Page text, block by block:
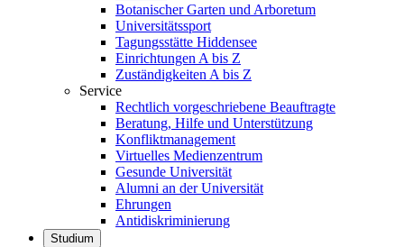
Botanischer Garten und Arboretum
Universitätssport
Tagungsstätte Hiddensee
Einrichtungen A bis Z
Zuständigkeiten A bis Z
Service
Rechtlich vorgeschriebene Beauftragte
Beratung, Hilfe und Unterstützung
Konfliktmanagement
Virtuelles Medienzentrum
Gesunde Universität
Alumni an der Universität
Ehrungen
Antidiskriminierung
Studium